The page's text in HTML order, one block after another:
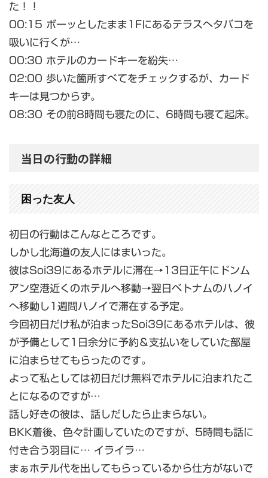
た！！
00:15 ボーッとしたまま1Fにあるテラスへタバコを
吸いに行くが…
00:30 ホテルのカードキーを紛失…
02:00 歩いた箇所すべてをチェックするが、カード
キーは見つからず。
08:30 その前8時間も寝たのに、6時間も寝て起床。
当日の行動の詳細
困った友人
初日の行動はこんなところです。
しかし北海道の友人にはまいった。
彼はSoi39にあるホテルに滞在→13日正午にドンム
アン空港近くのホテルへ移動→翌日ベトナムのハノイ
へ移動し1週間ハノイで滞在する予定。
今回初日だけ私が泊まったSoi39にあるホテルは、彼
が予備として1日余分に予約＆支払いをしていた部屋
に泊まらせてもらったのです。
よって私としては初日だけ無料でホテルに泊まれたこ
とになるのですが…
話し好きの彼は、話しだしたら止まらない。
BKK着後、色々計画していたのですが、5時間も話に
付き合う羽目に… イライラ…
まぁホテル代を出してもらっているから仕方がないで